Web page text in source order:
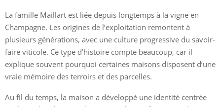
La famille Maillart est liée depuis longtemps à la vigne en
Champagne. Les origines de l’exploitation remontent à
plusieurs générations, avec une culture progressive du savoir-
faire viticole. Ce type d’histoire compte beaucoup, car il
explique souvent pourquoi certaines maisons disposent d’une
vraie mémoire des terroirs et des parcelles.
Au fil du temps, la maison a développé une identité centrée